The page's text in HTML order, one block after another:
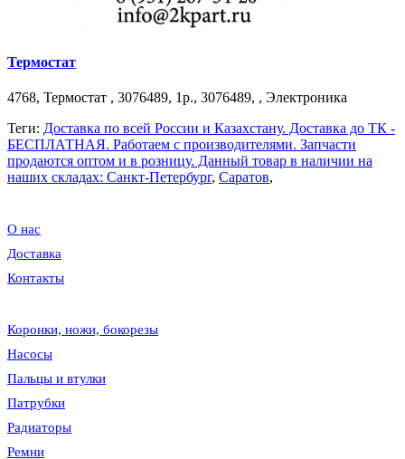
Термостат
4768, Термостат , 3076489, 1р., 3076489, , Электроника
Теги: Доставка по всей России и Казахстану. Доставка до ТК -
БЕСПЛАТНАЯ. Работаем c производителями. Запчасти
продаются оптом и в розницу. Данный товар в наличии на
наших складах: Санкт-Петербург, Саратов,
О нас
Доставка
Контакты
Коронки, ножи, бокорезы
Насосы
Пальцы и втулки
Патрубки
Радиаторы
Ремни